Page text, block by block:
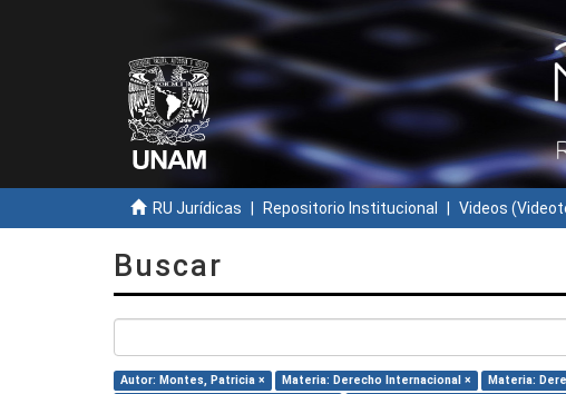
RU Jurídicas Repositorio Institucional Videos
Buscar
Autor: Montes, Patricia × Materia: Derecho Internacional × Materia: